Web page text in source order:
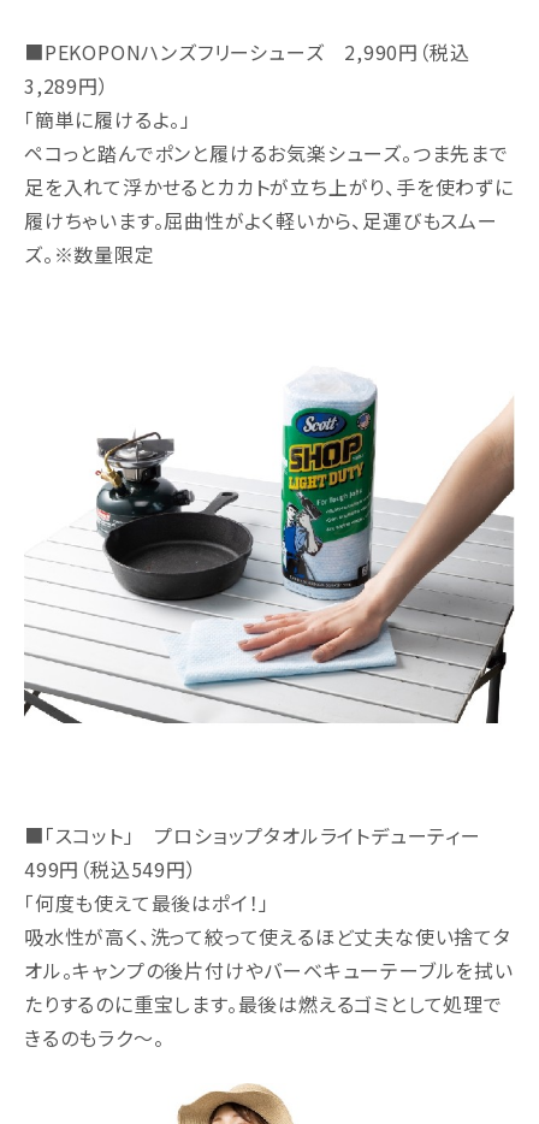
■PEKOPONハンズフリーシューズ 2,990円（税込
3,289円）
「簡単に履けるよ。」
ペコっと踏んでポンと履けるお気楽シューズ。つま先まで
足を入れて浮かせるとカカトが立ち上がり、手を使わずに
履けちゃいます。屈曲性がよく軽いから、足運びもスムー
ズ。※数量限定
■「スコット」 プロショップタオルライトデューティー
499円（税込549円）
「何度も使えて最後はポイ！」
吸水性が高く、洗って絞って使えるほど丈夫な使い捨てタ
オル。キャンプの後片付けやバーベキューテーブルを拭い
たりするのに重宝します。最後は燃えるゴミとして処理で
きるのもラク～。